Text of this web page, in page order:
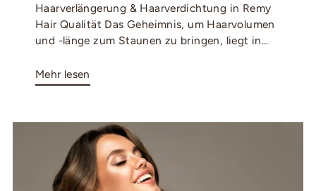
Haarverlängerung & Haarverdichtung in Remy
Hair Qualität Das Geheimnis, um Haarvolumen
und -länge zum Staunen zu bringen, liegt in...
Mehr lesen